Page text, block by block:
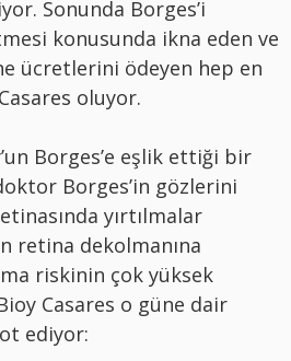
Sonunda Borges’i
konusunda ikna eden ve
ücretlerini ödeyen hep en
oluyor.
Borges’e eşlik ettiği bir
Borges’in gözlerini
yırtılmalar
retina dekolmanına
riskinin çok yüksek
Casares o güne dair
ediyor: